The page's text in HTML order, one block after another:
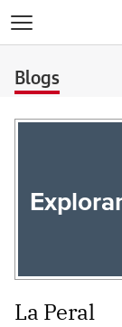
Blogs
La Peral